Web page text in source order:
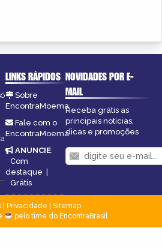
LINKS RÁPIDOS
Sobre
EncontraMoema
Fale com o
EncontraMoema
ANUNCIE:
Com
destaque |
Grátis
NOVIDADES POR E-
MAIL
Receba grátis as
principais notícias,
dicas e promoções
| Privacidade
Sitemap
pelo time do EncontraBrasil